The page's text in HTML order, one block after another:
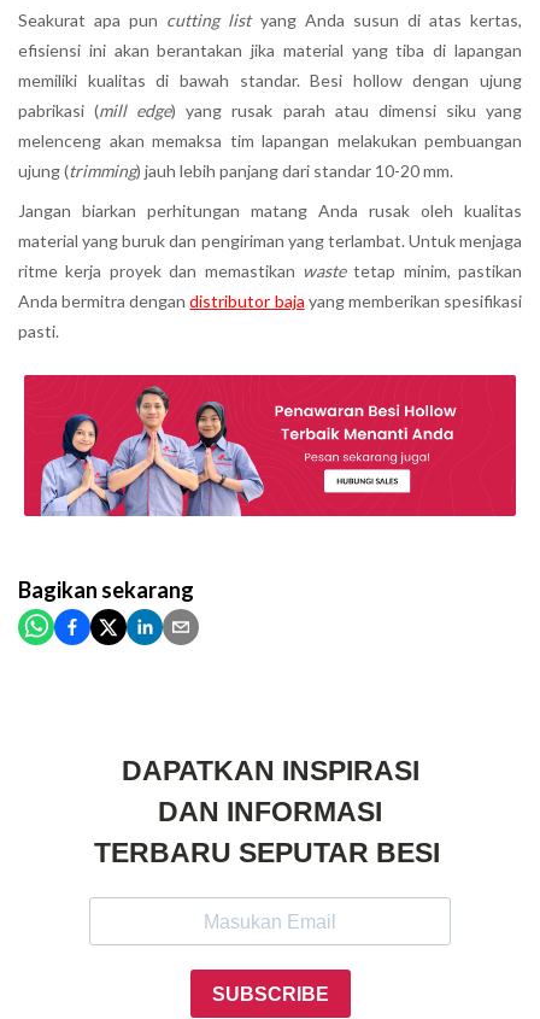
Seakurat apa pun cutting listyang Anda susun di atas kertas,
efisiensi ini akan berantakan jika material yang tiba di lapangan
memiliki kualitas di bawah standar. Besi hollow dengan ujung
pabrikasi (mill edge) yang rusak parah atau dimensi siku yang
melenceng akan memaksa tim lapangan melakukan pembuangan
ujung (trimming) jauh lebih panjang dari standar 10-20 mm.
Jangan biarkan perhitungan matang Anda rusak oleh kualitas
material yang buruk dan pengiriman yang terlambat. Untuk menjaga
ritme kerja proyek dan memastikan wastetetap minim, pastikan
Anda bermitra dengandistributor baja yang memberikan spesifikasi
pasti.
Bagikan sekarang